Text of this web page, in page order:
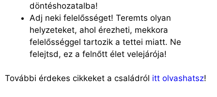
döntéshozatalba!
Adj neki felelősséget! Teremts olyan
helyzeteket, ahol érezheti, mekkora
felelősséggel tartozik a tettei miatt. Ne
felejtsd, ez a felnőtt élet velejárója!
További érdekes cikkeket a családról itt olvashatsz!